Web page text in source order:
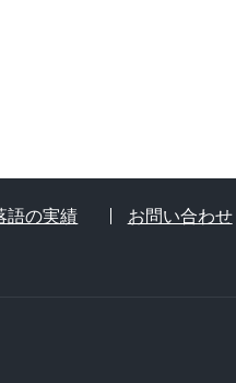
語の実績 お問い合わせ